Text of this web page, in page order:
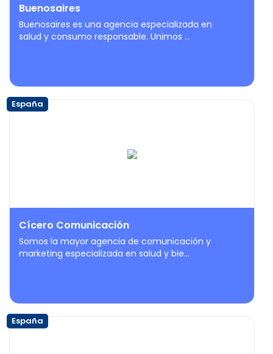
Buenosaires
Buenosaires es una agencia especializada en
salud y consumo responsable. Unimos ...
España
Cícero Comunicación
Somos la mayor agencia de comunicación y
marketing especializada en salud y bie...
España